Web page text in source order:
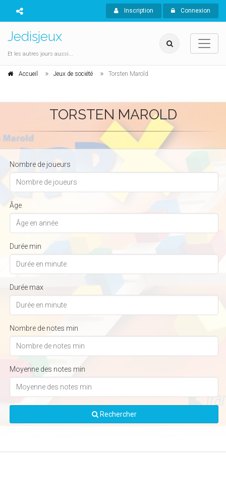
Inscription Connexion
Jedisjeux
Et les autres jours aussi...
Accueil Jeux de société Torsten Marold
TORSTEN MAROLD
Nombre de joueurs
Âge
Durée min
Durée max
Nombre de notes min
Moyenne des notes min
Rechercher